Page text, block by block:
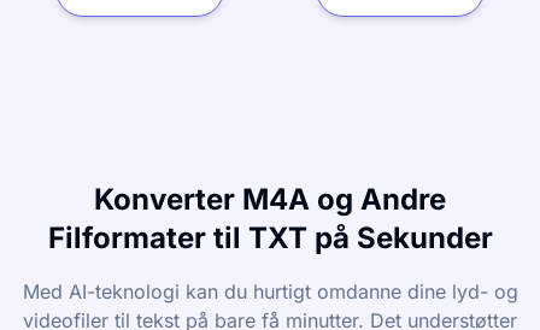
Konverter M4A og Andre
Filformater til TXT på Sekunder
Med AI-teknologi kan du hurtigt omdanne dine lyd- og
videofiler til tekst på bare få minutter. Det understøtter